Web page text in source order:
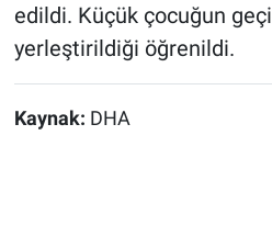
edildi. Küçük çocuğun
yerleştirildiği öğrenildi.
Kaynak: DHA